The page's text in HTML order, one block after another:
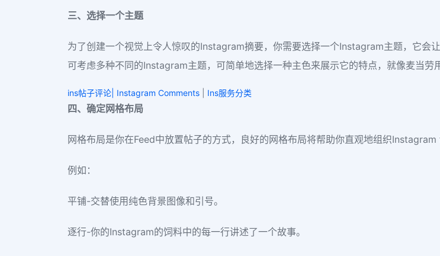
三、选择一个主题
为了创建一个视觉上令人惊叹的Instagram摘要，你需要选择一个Instagram主题，它会
可考虑多种不同的Instagram主题，可简单地选择一种主色来展示它的特点，就像麦当劳
ins帖子评论| Instagram Comments Ins服务分类
四、确定网格布局
网格布局是你在Feed中放置帖子的方式，良好的网格布局将帮助你直观地组织Instagram
例如：
平铺-交替使用纯色背景图像和引号。
逐行-你的Instagram的饲料中的每一行讲述了一个故事。